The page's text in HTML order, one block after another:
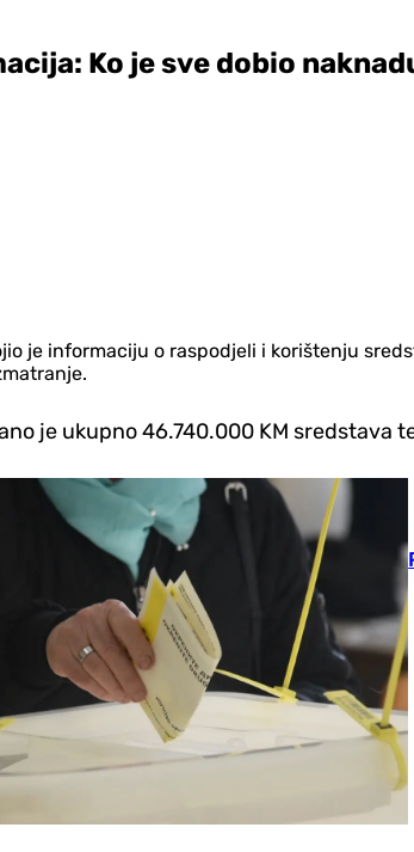
Ko je sve dobio
je informaciju o raspodjeli i korištenju
je ukupno 46.740.000 KM sredstava